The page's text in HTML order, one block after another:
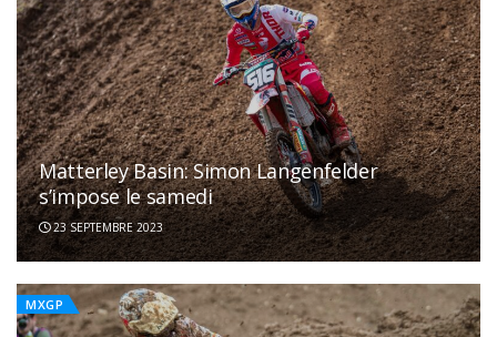
Matterley Basin: Simon Langenfelder
s’impose le samedi
23 SEPTEMBRE 2023
MXGP